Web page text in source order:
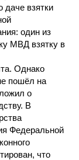
даче взятки
один из
МВД взятку в
Однако
пошёл на
о
В
Федеральной
что